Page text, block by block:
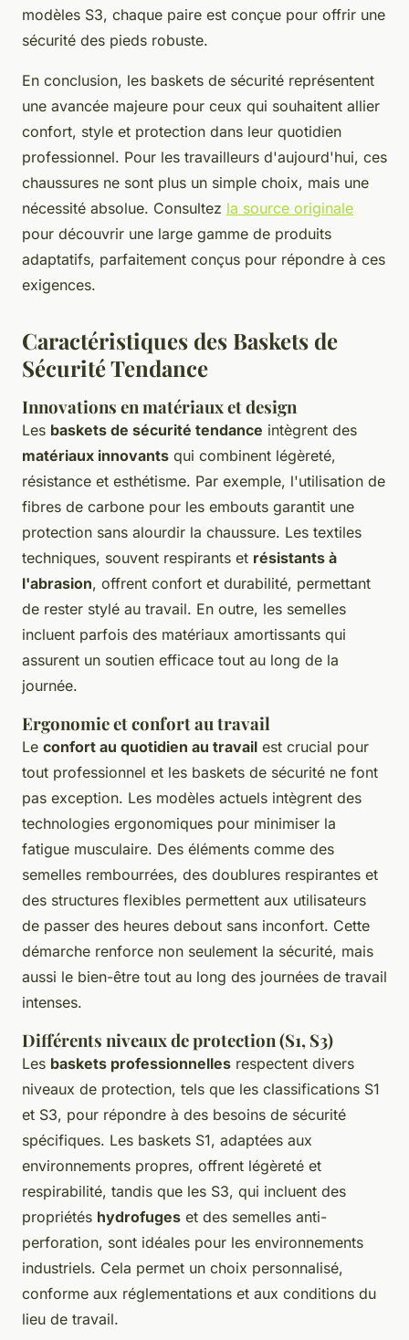
modèles S3, chaque paire est conçue pour offrir une
sécurité des pieds robuste.
En conclusion, les baskets de sécurité représentent
une avancée majeure pour ceux qui souhaitent allier
confort, style et protection dans leur quotidien
professionnel. Pour les travailleurs d'aujourd'hui, ces
chaussures ne sont plus un simple choix, mais une
nécessité absolue. Consultez la source originale
pour découvrir une large gamme de produits
adaptatifs, parfaitement conçus pour répondre à ces
exigences.
Caractéristiques des Baskets de
Sécurité Tendance
Innovations en matériaux et design
Les baskets de sécurité tendance intègrent des
matériaux innovants qui combinent légèreté,
résistance et esthétisme. Par exemple, l'utilisation de
fibres de carbone pour les embouts garantit une
protection sans alourdir la chaussure. Les textiles
techniques, souvent respirants et résistants à
l'abrasion, offrent confort et durabilité, permettant
de rester stylé au travail. En outre, les semelles
incluent parfois des matériaux amortissants qui
assurent un soutien efficace tout au long de la
journée.
Ergonomie et confort au travail
Le confort au quotidien au travail est crucial pour
tout professionnel et les baskets de sécurité ne font
pas exception. Les modèles actuels intègrent des
technologies ergonomiques pour minimiser la
fatigue musculaire. Des éléments comme des
semelles rembourrées, des doublures respirantes et
des structures flexibles permettent aux utilisateurs
de passer des heures debout sans inconfort. Cette
démarche renforce non seulement la sécurité, mais
aussi le bien-être tout au long des journées de travail
intenses.
Différents niveaux de protection (S1, S3)
Les baskets professionnelles respectent divers
niveaux de protection, tels que les classifications S1
et S3, pour répondre à des besoins de sécurité
spécifiques. Les baskets S1, adaptées aux
environnements propres, offrent légèreté et
respirabilité, tandis que les S3, qui incluent des
propriétés hydrofuges et des semelles anti-
perforation, sont idéales pour les environnements
industriels. Cela permet un choix personnalisé,
conforme aux réglementations et aux conditions du
lieu de travail.